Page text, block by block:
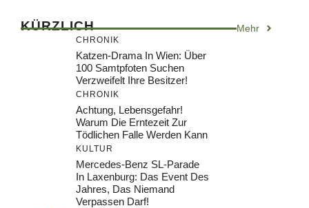
KÜRZLICH Mehr
CHRONIK
Katzen-Drama In Wien: Über
100 Samtpfoten Suchen
Verzweifelt Ihre Besitzer!
CHRONIK
Achtung, Lebensgefahr!
Warum Die Erntezeit Zur
Tödlichen Falle Werden Kann
KULTUR
Mercedes-Benz SL-Parade
In Laxenburg: Das Event Des
Jahres, Das Niemand
Verpassen Darf!